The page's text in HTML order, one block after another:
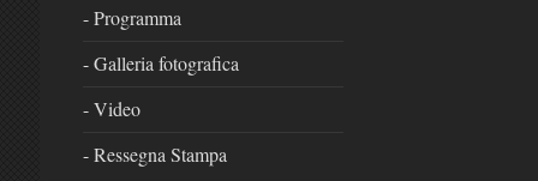
- Programma
- Galleria fotografica
- Video
- Ressegna Stampa